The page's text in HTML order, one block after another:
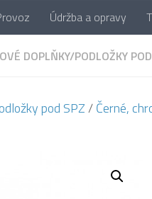
Údržba a opravy
DOPLŇKY/PODLOŽKY
pod SPZ/Černé,